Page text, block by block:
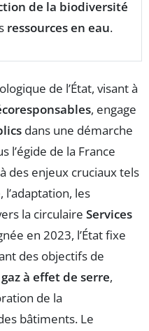
de la biodiversité
ressources en eau.
de l’État, visant à
, engage
dans une démarche
l’égide de la France
des enjeux cruciaux tels
, l’adaptation, les
la circulaire Services
en 2023, l’État fixe
des objectifs de
à effet de serre,
de la
bâtiments. Le